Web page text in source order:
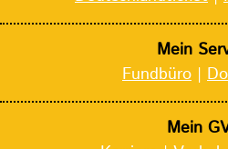
Mein
Fundbüro |
Mein